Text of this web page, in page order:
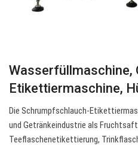
Wasserfüllmaschine,
Etikettiermaschine,
Die Schrumpfschlauch-
und Getränkeindustrie als
Teeflaschenetikettierung,